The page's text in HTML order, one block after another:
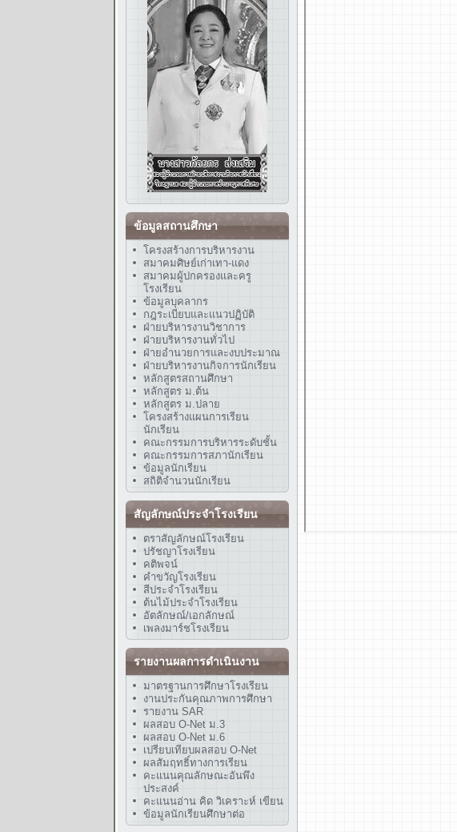
ข้อมูลสถานศึกษา
โครงสร้างการบริหารงาน
สมาคมศิษย์เก่าเทา-แดง
สมาคมผู้ปกครองและครู
โรงเรียน
ข้อมูลบุคลากร
กฎระเบียบและแนวปฏิบัติ
ฝ่ายบริหารงานวิชาการ
ฝ่ายบริหารงานทั่วไป
ฝ่ายอำนวยการและงบประมาณ
ฝ่ายบริหารงานกิจการนักเรียน
หลักสูตรสถานศึกษา
หลักสูตร ม.ต้น
หลักสูตร ม.ปลาย
โครงสร้างแผนการเรียน
นักเรียน
คณะกรรมการบริหารระดับชั้น
คณะกรรมการสภานักเรียน
ข้อมูลนักเรียน
สถิติจำนวนนักเรียน
สัญลักษณ์ประจำโรงเรียน
ตราสัญลักษณ์โรงเรียน
ปรัชญาโรงเรียน
คติพจน์
คำขวัญโรงเรียน
สีประจำโรงเรียน
ต้นไม้ประจำโรงเรียน
อัตลักษณ์/เอกลักษณ์
เพลงมาร์ชโรงเรียน
รายงานผลการดำเนินงาน
มาตรฐานการศึกษาโรงเรียน
งานประกันคุณภาพการศึกษา
รายงาน SAR
ผลสอบ O-Net ม.3
ผลสอบ O-Net ม.6
เปรียบเทียบผลสอบ O-Net
ผลสัมฤทธิ์ทางการเรียน
คะแนนคุณลักษณะอันพึง
ประสงค์
คะแนนอ่าน คิด วิเคราะห์ เขียน
ข้อมูลนักเรียนศึกษาต่อ